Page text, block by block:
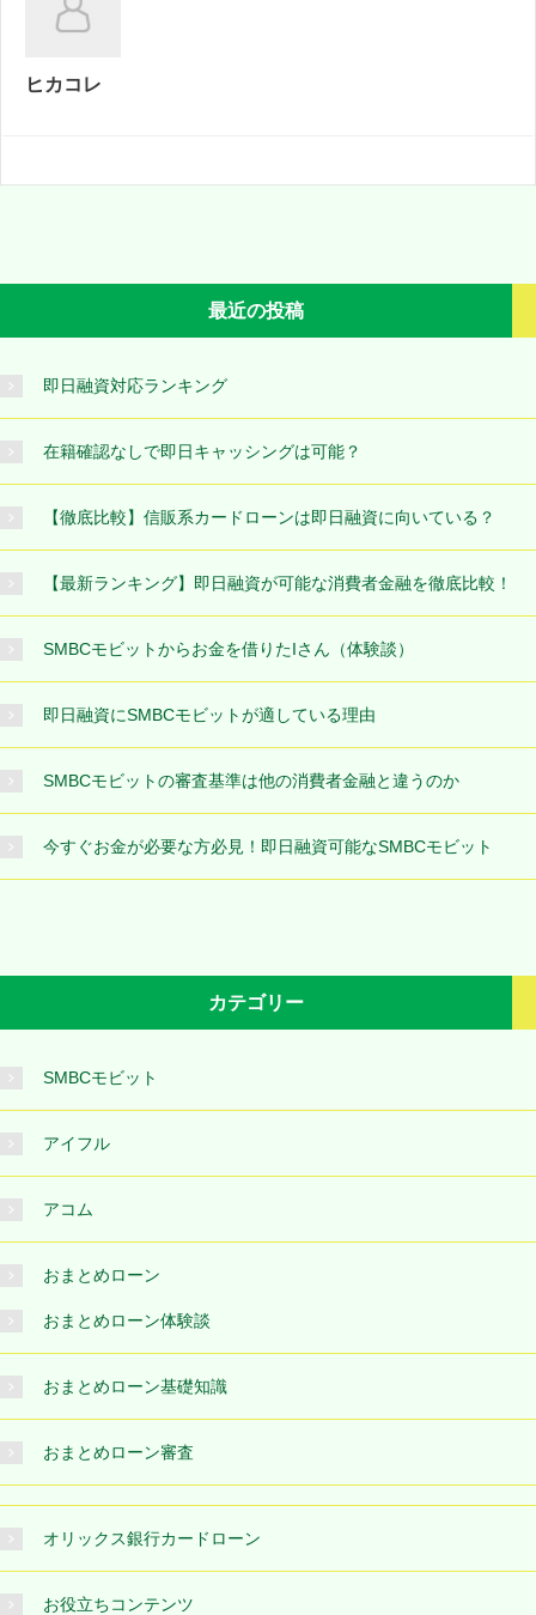
ヒカコレ
最近の投稿
即日融資対応ランキング
在籍確認なしで即日キャッシングは可能？
【徹底比較】信販系カードローンは即日融資に向いている？
【最新ランキング】即日融資が可能な消費者金融を徹底比較！
SMBCモビットからお金を借りたIさん（体験談）
即日融資にSMBCモビットが適している理由
SMBCモビットの審査基準は他の消費者金融と違うのか
今すぐお金が必要な方必見！即日融資可能なSMBCモビット
カテゴリー
SMBCモビット
アイフル
アコム
おまとめローン
おまとめローン体験談
おまとめローン基礎知識
おまとめローン審査
オリックス銀行カードローン
お役立ちコンテンツ